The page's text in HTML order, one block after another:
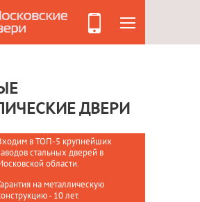
ДВЕРИ
в ТОП-5 крупнейших
стальных дверей в
области.
на металлическую
- 10 лет.